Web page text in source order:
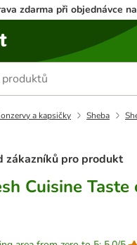
zdarma při objednávce
a kapsičky Sheba
zákazníků pro produkt
Cuisine